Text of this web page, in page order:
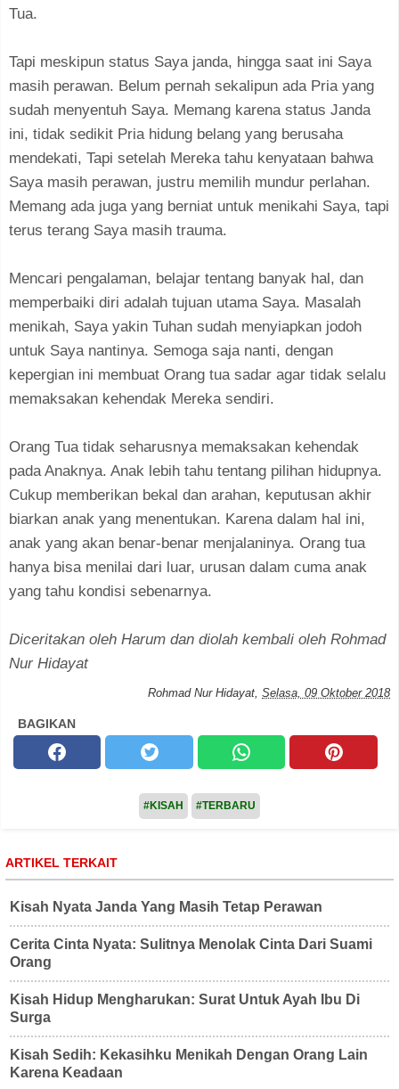
Tua.
Tapi meskipun status Saya janda, hingga saat ini Saya
masih perawan. Belum pernah sekalipun ada Pria yang
sudah menyentuh Saya. Memang karena status Janda
ini, tidak sedikit Pria hidung belang yang berusaha
mendekati, Tapi setelah Mereka tahu kenyataan bahwa
Saya masih perawan, justru memilih mundur perlahan.
Memang ada juga yang berniat untuk menikahi Saya, tapi
terus terang Saya masih trauma.
Mencari pengalaman, belajar tentang banyak hal, dan
memperbaiki diri adalah tujuan utama Saya. Masalah
menikah, Saya yakin Tuhan sudah menyiapkan jodoh
untuk Saya nantinya. Semoga saja nanti, dengan
kepergian ini membuat Orang tua sadar agar tidak selalu
memaksakan kehendak Mereka sendiri.
Orang Tua tidak seharusnya memaksakan kehendak
pada Anaknya. Anak lebih tahu tentang pilihan hidupnya.
Cukup memberikan bekal dan arahan, keputusan akhir
biarkan anak yang menentukan. Karena dalam hal ini,
anak yang akan benar-benar menjalaninya. Orang tua
hanya bisa menilai dari luar, urusan dalam cuma anak
yang tahu kondisi sebenarnya.
Diceritakan oleh Harum dan diolah kembali oleh Rohmad
Nur Hidayat
Rohmad Nur Hidayat Selasa, 09 Oktober 2018
BAGIKAN
#KISAH #TERBARU
ARTIKEL TERKAIT
Kisah Nyata Janda Yang Masih Tetap Perawan
Cerita Cinta Nyata: Sulitnya Menolak Cinta Dari Suami
Orang
Kisah Hidup Mengharukan: Surat Untuk Ayah Ibu Di
Surga
Kisah Sedih: Kekasihku Menikah Dengan Orang Lain
Karena Keadaan